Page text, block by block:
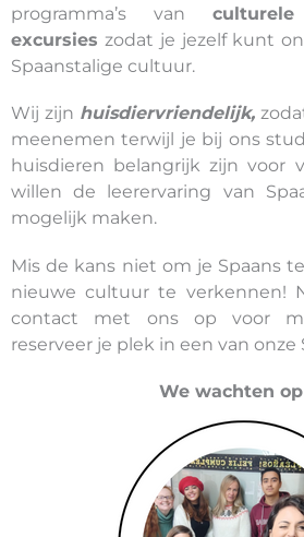
programma’s van
excursies zodat je jezelf kunt
Spaanstalige cultuur.
Wij zijn huisdiervriendelijk,
meenemen terwijl je bij ons
huisdieren belangrijk zijn voor
willen de leerervaring van
mogelijk maken.
Mis de kans niet om je Spaans
nieuwe cultuur te verkennen!
contact met ons op voor
reserveer je plek in een van onze
We wachten